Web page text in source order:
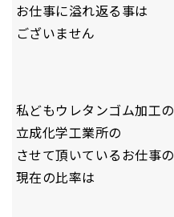
お仕事に溢れ返る事は
ございません
私どもウレタンゴム加工の
立成化学工業所の
させて頂いているお仕事の
現在の比率は